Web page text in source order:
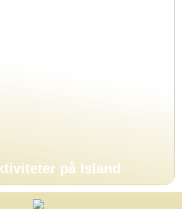
på Island